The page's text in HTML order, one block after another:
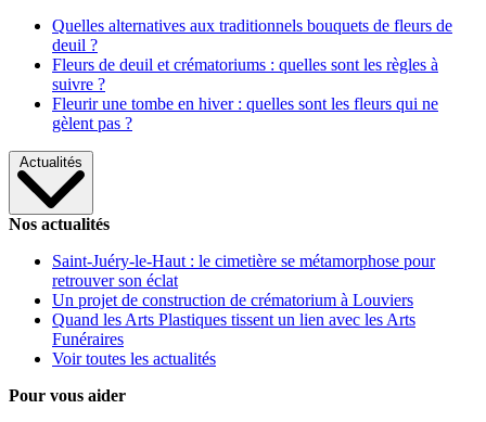
Quelles alternatives aux traditionnels bouquets de fleurs de
deuil ?
Fleurs de deuil et crématoriums : quelles sont les règles à
suivre ?
Fleurir une tombe en hiver : quelles sont les fleurs qui ne
gèlent pas ?
Actualités
Nos actualités
Saint-Juéry-le-Haut : le cimetière se métamorphose pour
retrouver son éclat
Un projet de construction de crématorium à Louviers
Quand les Arts Plastiques tissent un lien avec les Arts
Funéraires
Voir toutes les actualités
Pour vous aider